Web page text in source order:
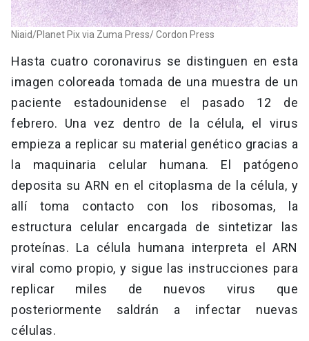
Niaid/Planet Pix via Zuma Press/ Cordon Press
Hasta cuatro coronavirus se distinguen en esta
imagen coloreada tomada de una muestra de un
paciente estadounidense el pasado 12 de
febrero. Una vez dentro de la célula, el virus
empieza a replicar su material genético gracias a
la maquinaria celular humana. El patógeno
deposita su ARN en el citoplasma de la célula, y
allí toma contacto con los ribosomas, la
estructura celular encargada de sintetizar las
proteínas. La célula humana interpreta el ARN
viral como propio, y sigue las instrucciones para
replicar miles de nuevos virus que
posteriormente saldrán a infectar nuevas
células.